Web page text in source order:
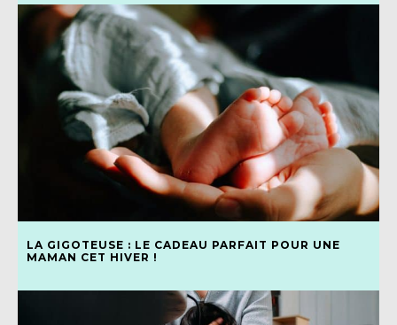
LA GIGOTEUSE : LE CADEAU PARFAIT POUR UNE
MAMAN CET HIVER !